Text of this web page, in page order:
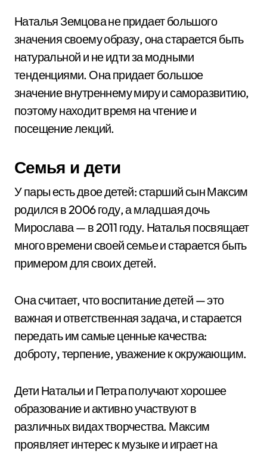
Наталья Земцова не придает большого
значения своему образу, она старается быть
натуральной и не идти за модными
тенденциями. Она придает большое
значение внутреннему миру и саморазвитию,
поэтому находит время на чтение и
посещение лекций.
Семья и дети
У пары есть двое детей: старший сын Максим
родился в 2006 году, а младшая дочь
Мирослава — в 2011 году. Наталья посвящает
много времени своей семье и старается быть
примером для своих детей.
Она считает, что воспитание детей — это
важная и ответственная задача, и старается
передать им самые ценные качества:
доброту, терпение, уважение к окружающим.
Дети Натальи и Петра получают хорошее
образование и активно участвуют в
различных видах творчества. Максим
проявляет интерес к музыке и играет на